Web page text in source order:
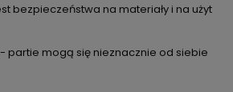
bezpieczeństwa na materiały i na użyt
partie mogą się nieznacznie od siebie